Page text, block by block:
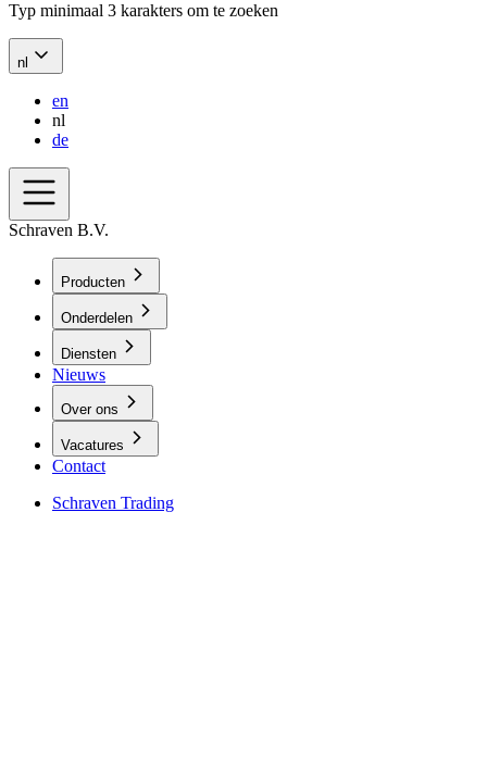
Typ minimaal 3 karakters om te zoeken
nl
en
nl
de
Schraven B.V.
Producten
Onderdelen
Diensten
Nieuws
Over ons
Vacatures
Contact
Schraven Trading